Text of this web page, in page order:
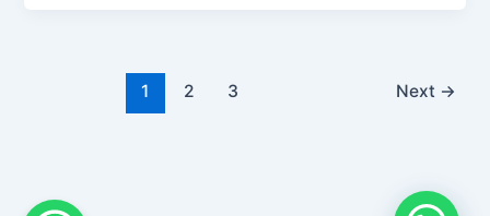
1 2 3 Next →